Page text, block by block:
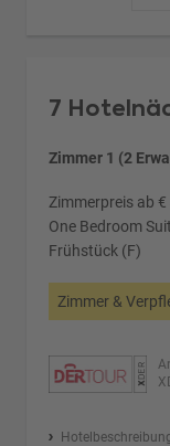
7
Zimmer 1 (2
Zimmerpreis ab €
One Bedroom
Frühstück (F)
Zimmer &